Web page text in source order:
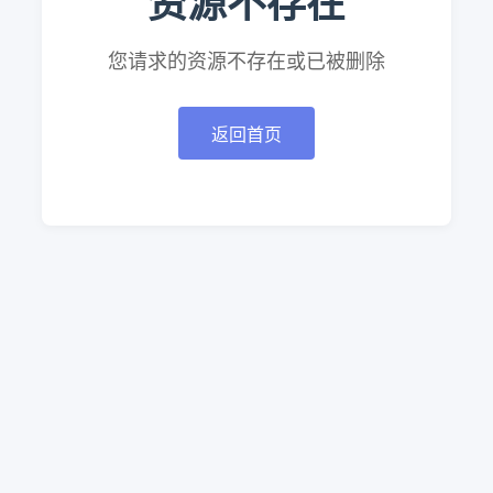
您请求的资源不存在或已被删除
返回首页